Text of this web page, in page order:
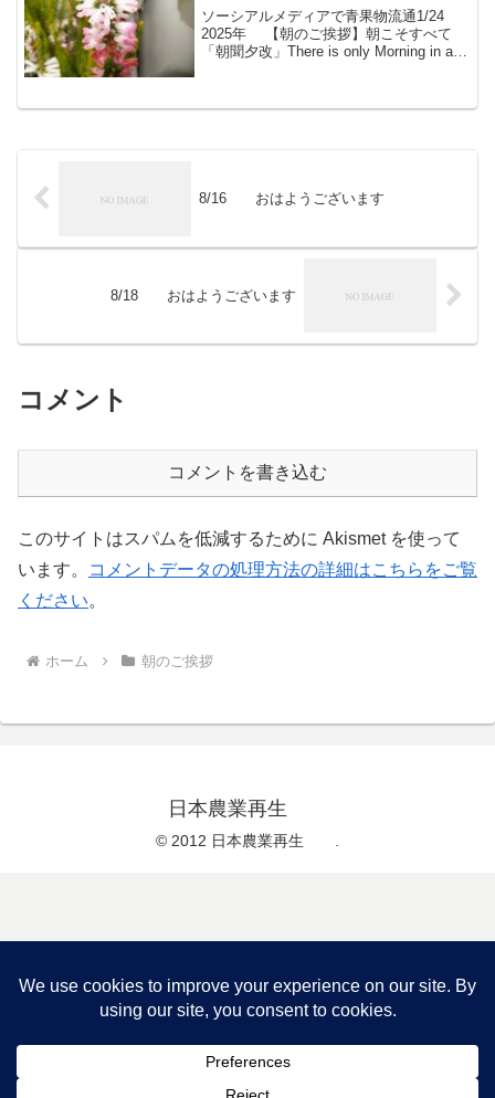
ソーシアルメディアで青果物流通1/24
2025年 【朝のご挨拶】朝こそすべて
「朝聞夕改」There is only Morning in all
8/16 おはようございます
8/18 おはようございます
コメント
コメントを書き込む
このサイトはスパムを低減するために Akismet を使って
います。
コメントデータの処理方法の詳細はこちらをご覧
ください。
ホーム 朝のご挨拶
日本農業再生
© 2012 日本農業再生 .